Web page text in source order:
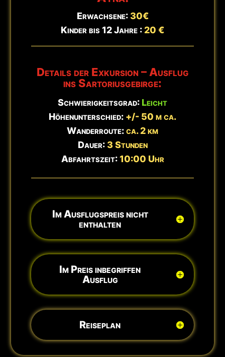
Wanderschuhe erforderlich. Aktualisiert:
Erwachsene: 30€
Kinder bis 12 Jahre :20 €
Details der Exkursion – Ausflug
ins Sartoriusgebirge:
Schwierigkeitsgrad: Leicht
Höhenunterschied: +/- 50 m ca.
Wanderroute:ca. 2 km
Dauer: 3 Stunden
Abfahrtszeit:10:00 Uhr
Im Ausflugspreis nicht
enthalten
Im Preis inbegriffen
Ausflug
Reiseplan